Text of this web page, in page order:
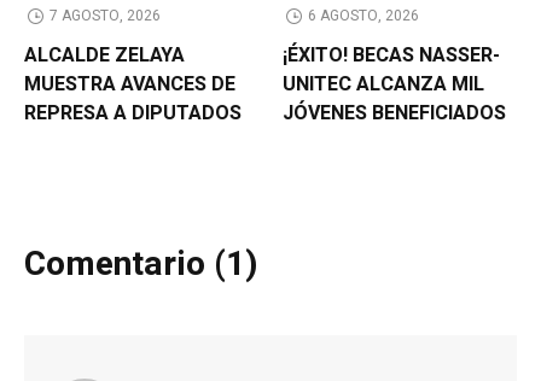
7 AGOSTO, 2026
ALCALDE ZELAYA
MUESTRA AVANCES DE
REPRESA A DIPUTADOS
6 AGOSTO, 2026
¡ÉXITO! BECAS NASSER-
UNITEC ALCANZA MIL
JÓVENES BENEFICIADOS
Comentario (1)